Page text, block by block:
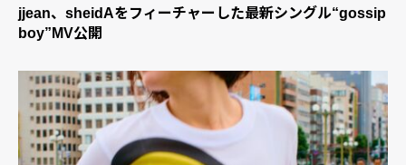
jjean、sheidAをフィーチャーした最新シングル“gossip
boy”MV公開